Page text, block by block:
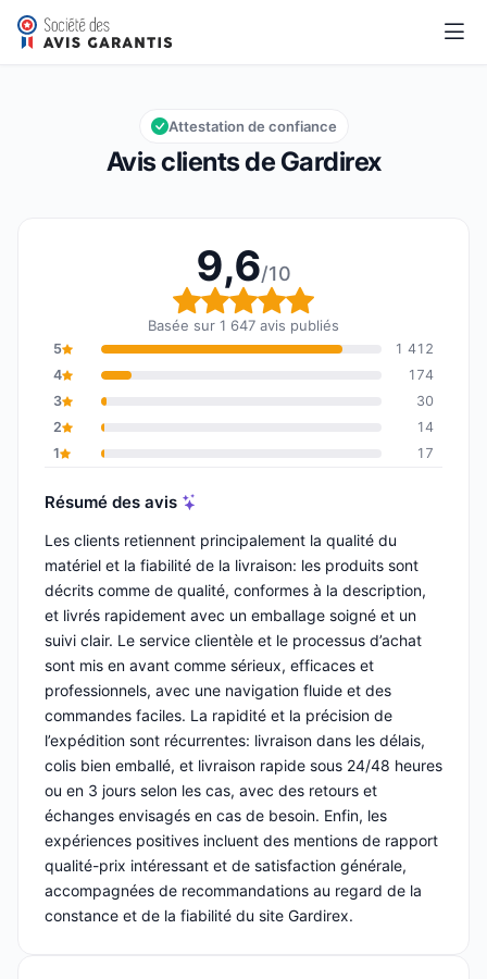
Gardirex
Note globale : 9,6 sur 10
9,6/10
Avis clients de Gardirex
Attestation de confiance
9,6/10
Note globale : 9,6 sur
Basée sur 1 647 avis publiés
5
1 412
4
174
3
30
2
14
1
17
Résumé des avis
Les clients retiennent principalement la qualité du
matériel et la fiabilité de la livraison: les produits sont
décrits comme de qualité, conformes à la description,
et livrés rapidement avec un emballage soigné et un
suivi clair. Le service clientèle et le processus d’achat
sont mis en avant comme sérieux, efficaces et
professionnels, avec une navigation fluide et des
commandes faciles. La rapidité et la précision de
l’expédition sont récurrentes: livraison dans les délais,
colis bien emballé, et livraison rapide sous 24/48 heures
ou en 3 jours selon les cas, avec des retours et
échanges envisagés en cas de besoin. Enfin, les
expériences positives incluent des mentions de rapport
qualité-prix intéressant et de satisfaction générale,
accompagnées de recommandations au regard de la
constance et de la fiabilité du site Gardirex.